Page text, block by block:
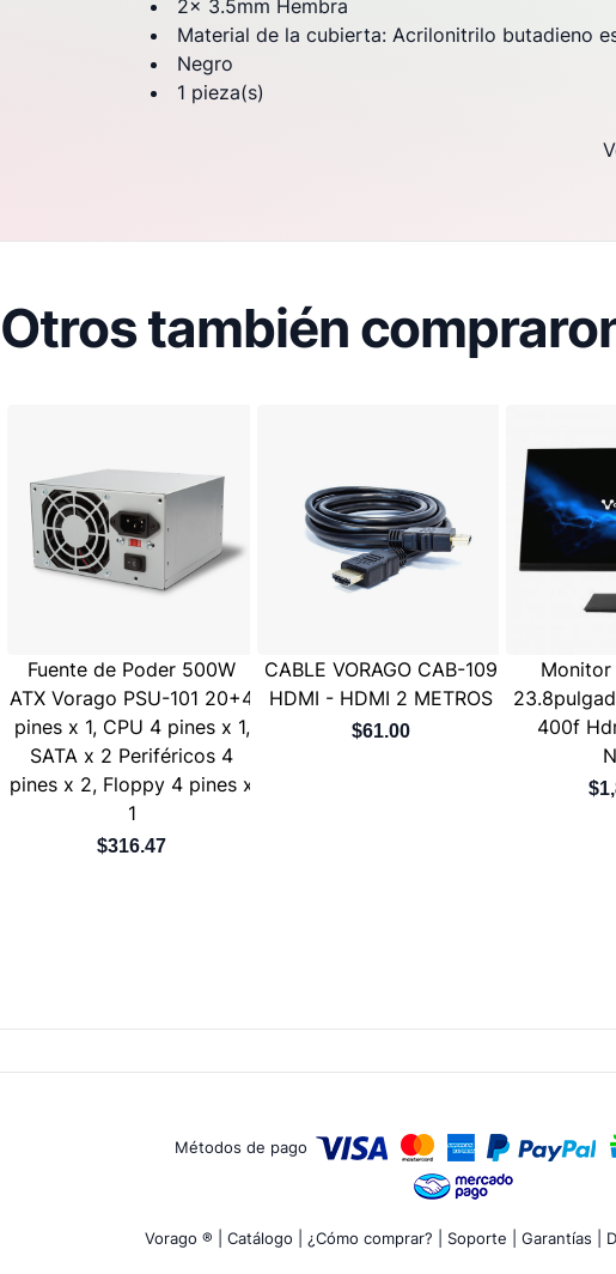
2x 3.5mm Hembra
Material de la cubierta: Acrilonitrilo butadieno
Negro
1 pieza(s)
Otros también
Fuente de Poder 500W
ATX Vorago PSU-101 20+4
pines x 1, CPU 4 pines x 1,
SATA x 2 Periféricos 4
pines x 2, Floppy 4 pines x
1
$316.47
CABLE VORAGO CAB-109
HDMI - HDMI 2 METROS
$61.00
Monitor
400f
Métodos de pago
Vorago ® | Catálogo | ¿Cómo comprar? | Soporte | Garantías |